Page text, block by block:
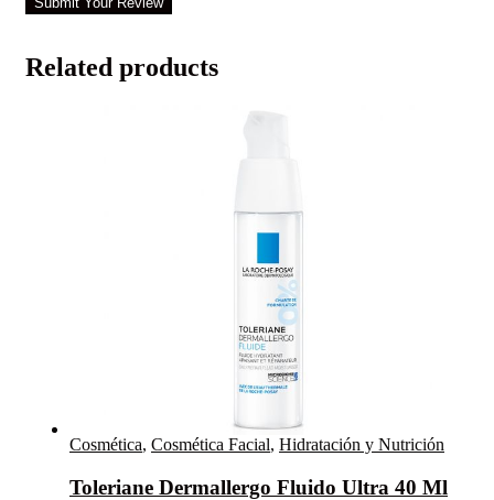
Related products
Cosmética, Cosmética Facial, Hidratación y Nutrición
Toleriane Dermallergo Fluido Ultra 40 Ml